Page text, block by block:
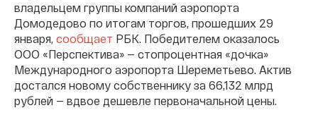
владельцем группы компаний аэропорта
Домодедово по итогам торгов, прошедших 29
января, сообщает РБК. Победителем оказалось
ООО «Перспектива» — стопроцентная «дочка»
Международного аэропорта Шереметьево. Актив
достался новому собственнику за 66,132 млрд
рублей — вдвое дешевле первоначальной цены.